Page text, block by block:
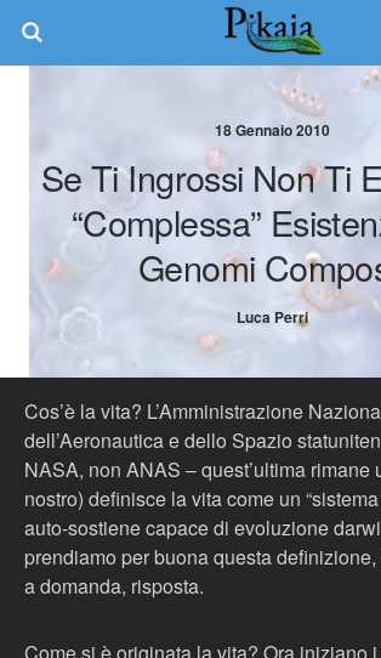
18 Gennaio 2010
Se Ti Ingrossi Non Ti
“complessa”
Genomi
Luca Perri
Cos’è la vita? L’Amministrazione
dell’Aeronautica e dello Spazio
NASA, non ANAS – quest’ultima rimane
nostro) definisce la vita come un
auto-sostiene capace di evoluzione
prendiamo per buona questa
a domanda, risposta.